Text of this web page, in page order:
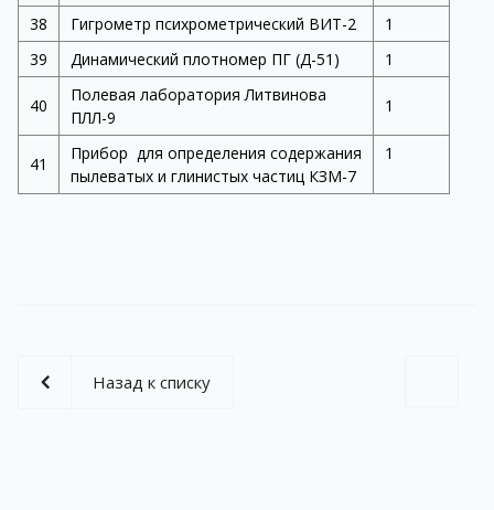
38 Гигрометр психрометрический ВИТ-2
1
39
Динамический плотномер ПГ (Д-51) 1
40
Полевая лаборатория Литвинова
ПЛЛ-9
1
41
Прибор для определения содержания
пылеватых и глинистых частиц КЗМ-7
1
Назад к списку